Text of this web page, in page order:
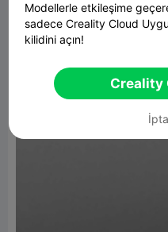
Modellerle etkileşime
sadece Creality Cloud
kilidini açın!
Creality